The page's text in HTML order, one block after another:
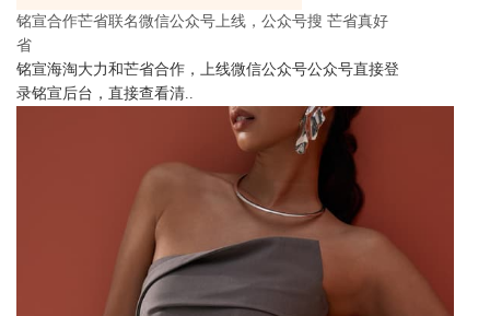
铭宣合作芒省联名微信公众号上线，公众号搜 芒省真好
省
铭宣海淘大力和芒省合作，上线微信公众号公众号直接登
录铭宣后台，直接查看清..